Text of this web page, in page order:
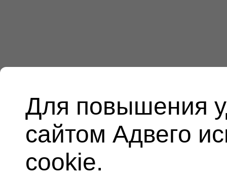
Для повышения
сайтом Адвего
cookie.